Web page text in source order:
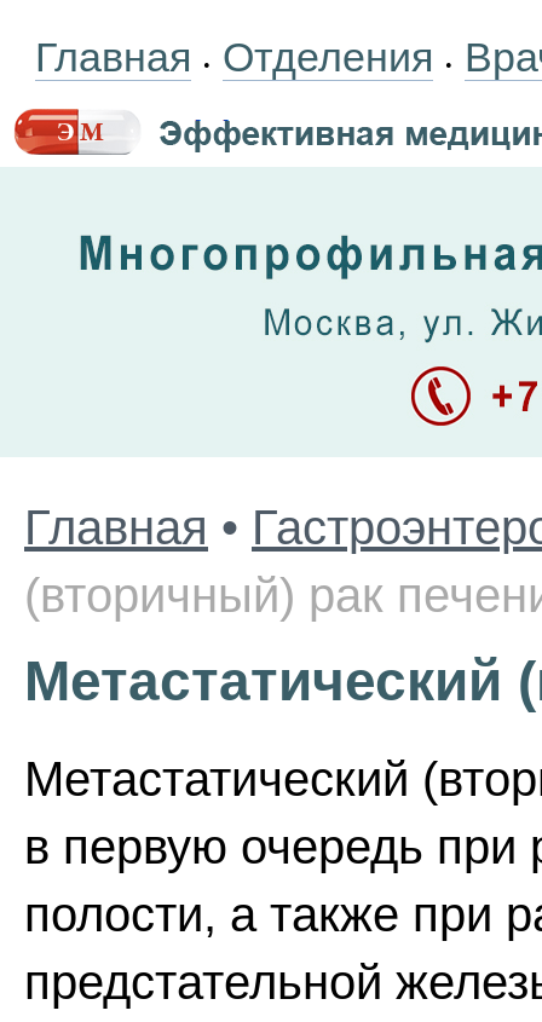
Главная • Отделения •
Главная •
(вторичный) рак
Метастатический
Метастатический
в первую очередь
полости, а также при
предстательной